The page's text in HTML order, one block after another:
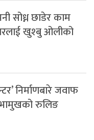
सोध्न छाडेर काम
खुश्बु ओलीको
निर्माणबारे जवाफ
रुलिङ